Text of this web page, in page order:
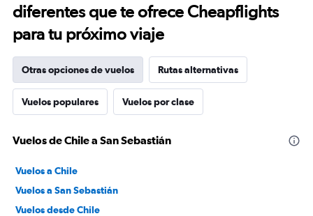
diferentes que te ofrece Cheapflights
para tu próximo viaje
Otras opciones de vuelos Rutas alternativas
Vuelos populares Vuelos por clase
Vuelos de Chile a San Sebastián
Vuelos a Chile
Vuelos a San Sebastián
Vuelos desde Chile